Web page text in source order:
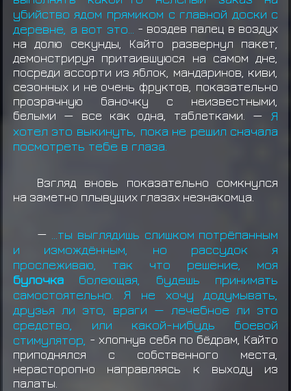
убийство ядом прямиком с главной доски с
деревне, а вот это…
- воздев палец в воздух
на долю секунды, Кайто развернул пакет,
демонстрируя притаившуюся на самом дне,
посреди ассорти из яблок, мандаринов, киви,
сезонных и не очень фруктов, показательно
прозрачную баночку с неизвестными,
белыми — все как одна, таблетками. — Я
хотел это выкинуть, пока не решил сначала
посмотреть тебе в глаза.
Взгляд вновь показательно сомкнулся
на заметно плывущих глазах незнакомца.
—
...ты выглядишь слишком потрёпанным
и измождённым, но рассудок я
прослеживаю, так что решение, моя
булочкаболеющая, будешь принимать
самостоятельно. Я не хочу додумывать,
друзья ли это, враги — лечебное ли это
средство, или какой-нибудь боевой
стимулятор, - хлопнув себя по бёдрам, Кайто
приподнялся с собственного места,
нерасторопно направляясь к выходу из
палаты.